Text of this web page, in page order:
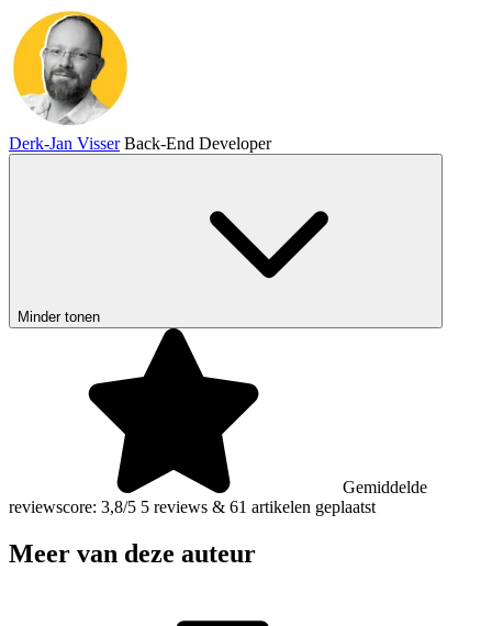
Derk-Jan Visser Back-End Developer
Minder tonen
Gemiddelde
reviewscore: 3,8/5 5 reviews & 61 artikelen geplaatst
Meer van deze auteur